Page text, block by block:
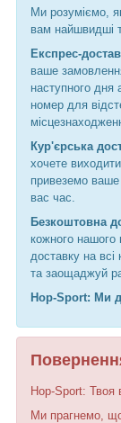
Ми розуміємо,
вам найшвидші
Експрес-
ваше
наступного дня
номер для
Кур'єрська
хочете
привеземо
вас час.
Безкоштовна
кожного нашого
доставку на
та заощаджуй
Hop-Sport: Ми
Hop-Sport: Твоя
Ми прагнемо,